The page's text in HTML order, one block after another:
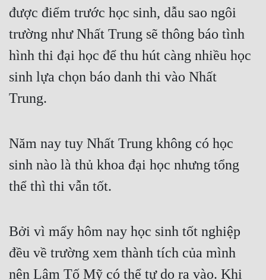
được điểm trước học sinh, dẫu sao ngôi
trường như Nhất Trung sẽ thông báo tình
hình thi đại học để thu hút càng nhiều học
sinh lựa chọn báo danh thi vào Nhất
Trung.
Năm nay tuy Nhất Trung không có học
sinh nào là thủ khoa đại học nhưng tổng
thể thì thi vẫn tốt.
Bởi vì mấy hôm nay học sinh tốt nghiệp
đều về trường xem thành tích của mình
nên Lâm Tố Mỹ có thể tự do ra vào. Khi